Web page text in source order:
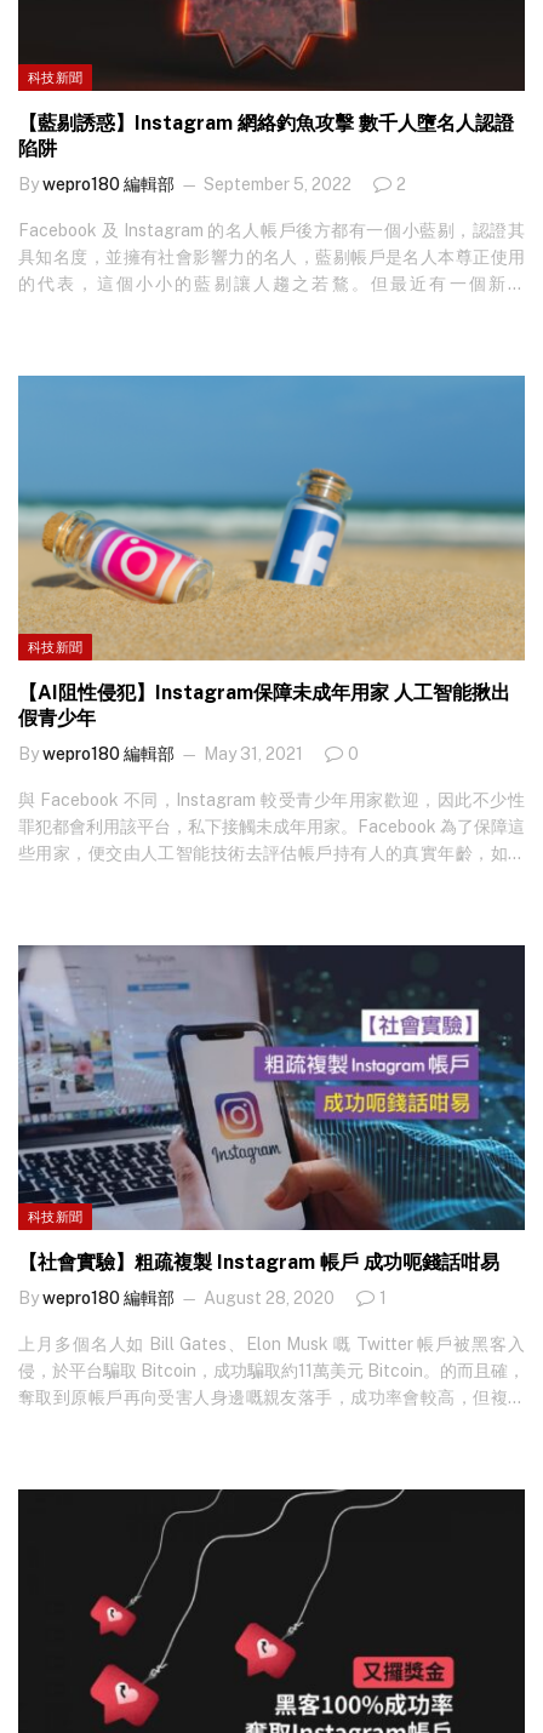
內容，騙徒就有源源不絕的新材料，認真慳水慳力。 騙徒有時更會
盜用知名用家的相片使用，似乎不太擔心會被真用家發現。有專家
便指出，騙徒原來都有出力減少被真用家發現，例如當他們獲真用
家授權關注，可以看到真用家發表的內容後，騙徒便會第一時間單
方面封鎖真用家，令對方無法讀取到自己帳戶的內容，減少發現自
己相片被盜用作詐騙的可能性。 另一方面，有知名 Instagram 用家
會仰賴 AI 系統處理投訴，而絕大部分情況是會駁回真實用家的舉
報，即使有傳媒測試再作出上訴，背後可能再次交由…
科技新聞
【藍剔誘惑】Instagram 網絡釣魚攻擊 數千人墮名人認證
陷阱
Bywepro180 編輯部 September 5, 2022 2
Facebook 及 Instagram 的名人帳戶後方都有一個小藍剔，認證其
具知名度，並擁有社會影響力的名人，藍剔帳戶是名人本尊正使用
的代表，這個小小的藍剔讓人趨之若鶩。但最近有一個新的
當。 以 AI 驅動的電子郵件安全服務 Vade 的威脅分析師，發現了相
關的攻擊活動，報告提到第一批向目標發送消息的電郵，在 7 月…
科技新聞
【AI阻性侵犯】Instagram保障未成年用家 人工智能揪出
假青少年
Bywepro180 編輯部 May 31, 2021 0
與 Facebook 不同，Instagram 較受青少年用家歡迎，因此不少性
罪犯都會利用該平台，私下接觸未成年用家。Facebook 為了保障這
些用家，便交由人工智能技術去評估帳戶持有人的真實年齡，如發
用於 Instagram 的 AI 技術，便是為了防止青少年受到性侵，可說是
非常特別的用途。近年不少性罪犯轉移使用社交平台或即時通訊的
私訊功能，扮演成不同角色接觸青少年，混熟後便露出獠牙，或約
青少年外出性侵，或取得青少年的私密相片勒索。有研究報告顯
示，過去兩年超過七成的青少年性侵事故都是藉由Facebook、
Messenger、Instagram、WhatsApp 或 Snapchat 等通訊工具作為
起點，當中約 25% 性罪犯更是使用…
科技新聞
【社會實驗】粗疏複製 Instagram 帳戶 成功呃錢話咁易
Bywepro180 編輯部 August 28, 2020 1
上月多個名人如 Bill Gates、Elon Musk 嘅 Twitter 帳戶被黑客入
侵，於平台騙取 Bitcoin，成功騙取約11萬美元 Bitcoin。的而且確，
奪取到原帳戶再向受害人身邊嘅親友落手，成功率會較高，但複製
令對方嘅朋友信以為真，乖乖過數！ Jake 原本嘅 Instagram 帳戶有
1,611 個 posts，同時有…